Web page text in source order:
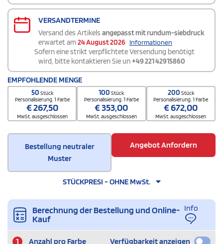
VERSANDTERMINE
Versand des Artikels angepasst mit rundum-siebdruck
erwartet am 24 August 2026 Informationen
Sofern eine strikt verpflichtete Versendung benötigt
wird, bitte kontaktieren Sie un+49 221 42915860
EMPFOHLENDE MENGE
50 Stück
Personalisierung. 1 Farbe
€267,50
MwSt. ausgeschlossen
100Stück
Personalisierung. 1 Farbe
€353,00
MwSt. ausgeschlossen
200 Stück
Personalisierung. 1 Farbe
€672,00
MwSt. ausgeschlossen
Bestellung neutraler
Muster
Angebot Anfordern
STÜCKPRESI - OHNE MwSt.
Berechnung der Bestellung und Online-
Kauf
Info
1 Anzahl pro Farbe Verfügbarkeit anzeigen